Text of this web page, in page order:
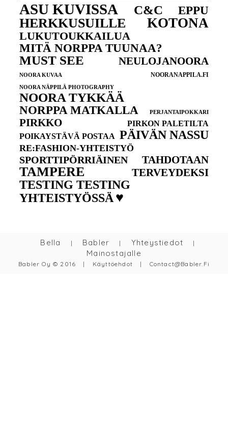
ASU KUVISSA C&C EPPU
HERKKUSUILLE KOTONA
LUKUTOUKKAILUA
MITÄ NORPPA TUUNAA?
MUST SEE NEULOJANOORA
NOORA KUVAA NOORANAPPILA.FI
NOORA NÄPPILÄ PHOTOGRAPHY
NOORA TYKKÄÄ
NORPPA MATKALLA PERJANTAIPOKKARI
PIRKKO
PIRKON PALETILTA
POIKAYSTÄVÄ POSTAA PÄIVÄN NASSU
RE:FASHION-YHTEISTYÖ
SPORTTIPÖRRIÄINEN TAHDOTAAN
TAMPERE TERVEYDEKSI
TESTING TESTING
YHTEISTYÖSSÄ ♥
Bella | Babler | Yhteystiedot |
Mainostajalle
Babler Oy © 2016 | Käyttöehdot | Contact@babler.fi